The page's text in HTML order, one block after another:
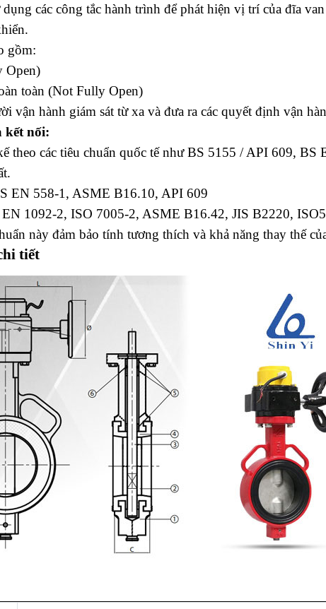
các công tắc hành trình để phát hiện vị trí của đĩa
gồm:
Open)
toàn (Not Fully Open)
vận hành giám sát từ xa và đưa ra các quyết định vận
kết nối:
theo các tiêu chuẩn quốc tế như BS 5155 / API 609, BS
EN 558-1, ASME B16.10, API 609
1092-2, ISO 7005-2, ASME B16.42, JIS B2220,
này đảm bảo tính tương thích và khả năng thay thế
tiết